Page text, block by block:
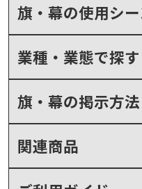
旗・幕の使用シ
業種・業態で探す
旗・幕の掲示方法
関連商品